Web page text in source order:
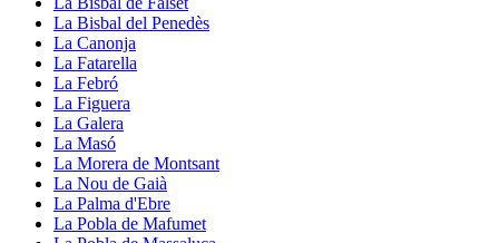
La Bisbal del Penedès
La Canonja
La Fatarella
La Febró
La Figuera
La Galera
La Masó
La Morera de Montsant
La Nou de Gaià
La Palma d'Ebre
La Pobla de Mafumet